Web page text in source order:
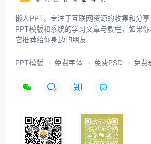
懒人PPT，专注于互联网资源的收集和分
PPT模版和系统的学习文章与教程，如果
它推荐给你身边的朋友
PPT模版 免费字体 免费PSD 免费